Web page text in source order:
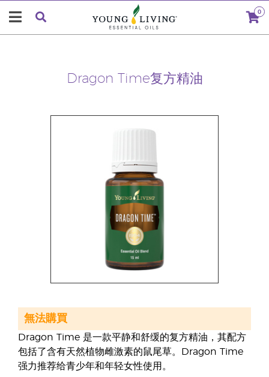
0
Dragon Time复方精油
Dragon Time 是一款平静和舒缓的复方精油，其配方
包括了含有天然植物雌激素的鼠尾草。Dragon Time
强力推荐给青少年和年轻女性使用。
無法購買